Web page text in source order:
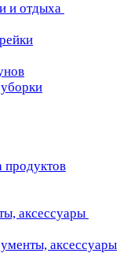
и отдыха
продуктов
аксессуары
аксессуары